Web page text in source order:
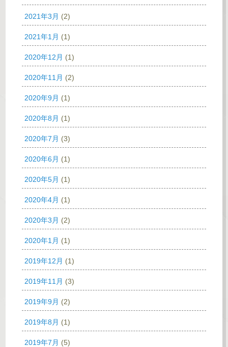
2021年3月 (2)
2021年1月 (1)
2020年12月 (1)
2020年11月 (2)
2020年9月 (1)
2020年8月 (1)
2020年7月 (3)
2020年6月 (1)
2020年5月 (1)
2020年4月 (1)
2020年3月 (2)
2020年1月 (1)
2019年12月 (1)
2019年11月 (3)
2019年9月 (2)
2019年8月 (1)
2019年7月 (5)